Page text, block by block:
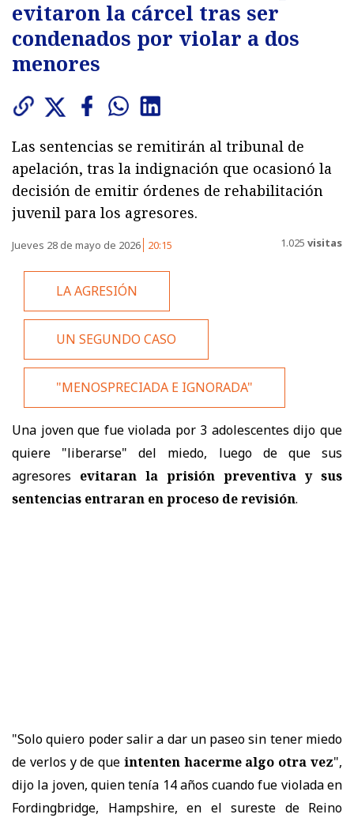
evitaron la cárcel tras ser
condenados por violar a dos
menores
Las sentencias se remitirán al tribunal de
apelación, tras la indignación que ocasionó la
decisión de emitir órdenes de rehabilitación
juvenil para los agresores.
Jueves 28 de mayo de 2026 20:15 1.025 visitas
LA AGRESIÓN
UN SEGUNDO CASO
"MENOSPRECIADA E IGNORADA"
Una joven que fue violada por 3 adolescentes dijo que
quiere "liberarse" del miedo, luego de que sus
agresores evitaran la prisión preventiva y sus
sentencias entraran en proceso de revisión.
"Solo quiero poder salir a dar un paseo sin tener miedo
de verlos y de que intenten hacerme algo otra vez",
dijo la joven, quien tenía 14 años cuando fue violada en
Fordingbridge, Hampshire, en el sureste de Reino